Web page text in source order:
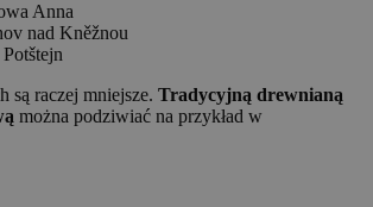
Anna
nad Kněžnou
są raczej mniejsze. Tradycyjną drewnianą
można podziwiać na przykład w